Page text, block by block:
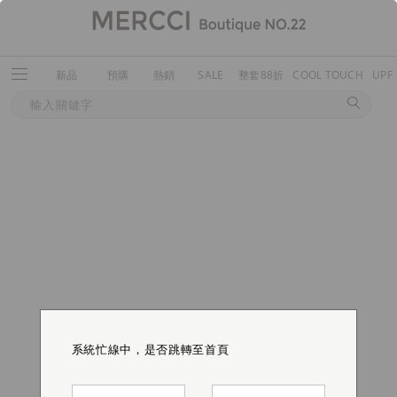
新品 預購 熱銷 SALE 整套88折 COOL TOUCH
系統忙線中，是否跳轉至首頁
系統忙線中，是否跳轉至首頁
系統忙線中，是否跳轉至首頁
系統忙線中，是否跳轉至首頁
系統忙線中，是否跳轉至首頁